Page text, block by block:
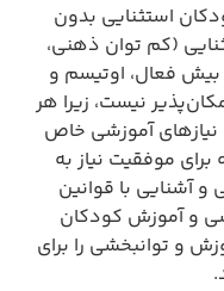
استثنایی بدون
(کم توان ذهنی،
بیش فعال، اوتیسم و
نیست، زیرا هر
نیازهای آموزشی خاص
موفقیت نیاز به
آشنایی با قوانین
و آموزش کودکان
و توانبخشی را برای